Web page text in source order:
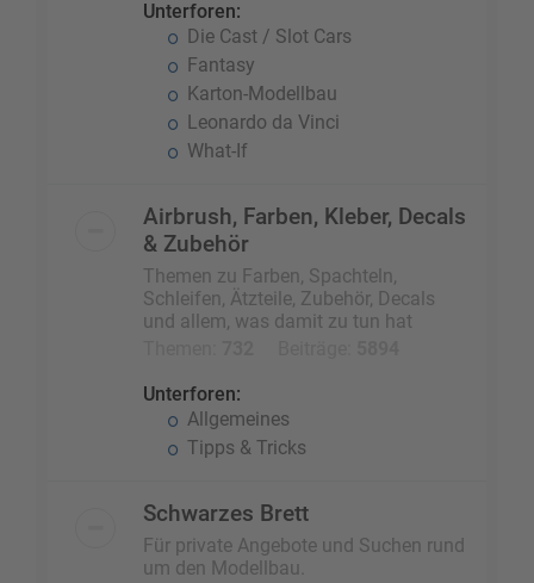
Unterforen:
Die Cast / Slot Cars
Fantasy
Karton-Modellbau
Leonardo da Vinci
What-If
Airbrush, Farben, Kleber, Decals
& Zubehör
Themen zu Farben, Spachteln,
Schleifen, Ätzteile, Zubehör, Decals
und allem, was damit zu tun hat
Unterforen:
Allgemeines
Tipps & Tricks
Schwarzes Brett
Für private Angebote und Suchen rund
um den Modellbau.